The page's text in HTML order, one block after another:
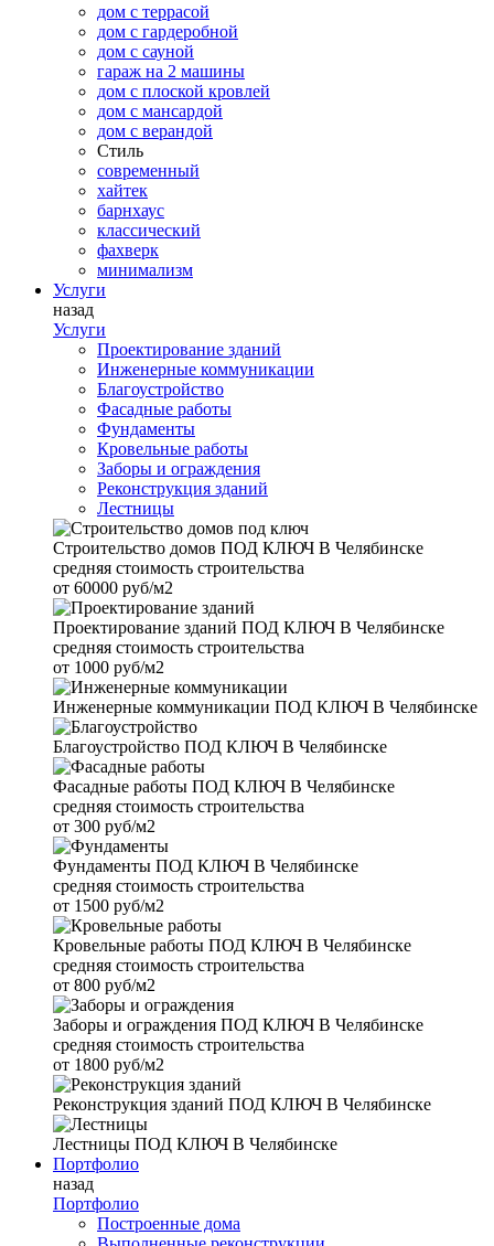
дом с террасой
дом с гардеробной
дом с сауной
гараж на 2 машины
дом с плоской кровлей
дом с мансардой
дом с верандой
Стиль
современный
хайтек
барнхаус
классический
фахверк
минимализм
Услуги
назад
Услуги
Проектирование зданий
Инженерные коммуникации
Благоустройство
Фасадные работы
Фундаменты
Кровельные работы
Заборы и ограждения
Реконструкция зданий
Лестницы
Строительство домов ПОД КЛЮЧ В Челябинске
средняя стоимость строительства
от 60000 руб/м2
Проектирование зданий ПОД КЛЮЧ В Челябинске
средняя стоимость строительства
от 1000 руб/м2
Инженерные коммуникации ПОД КЛЮЧ В Челябинске
Благоустройство ПОД КЛЮЧ В Челябинске
Фасадные работы ПОД КЛЮЧ В Челябинске
средняя стоимость строительства
от 300 руб/м2
Фундаменты ПОД КЛЮЧ В Челябинске
средняя стоимость строительства
от 1500 руб/м2
Кровельные работы ПОД КЛЮЧ В Челябинске
средняя стоимость строительства
от 800 руб/м2
Заборы и ограждения ПОД КЛЮЧ В Челябинске
средняя стоимость строительства
от 1800 руб/м2
Реконструкция зданий ПОД КЛЮЧ В Челябинске
Лестницы ПОД КЛЮЧ В Челябинске
Портфолио
назад
Портфолио
Построенные дома